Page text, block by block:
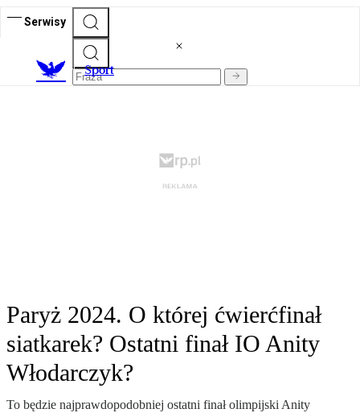
Serwisy
Sport
Paryż 2024. O której ćwierćfinał
siatkarek? Ostatni finał IO Anity
Włodarczyk?
To będzie najprawdopodobniej ostatni finał olimpijski Anity